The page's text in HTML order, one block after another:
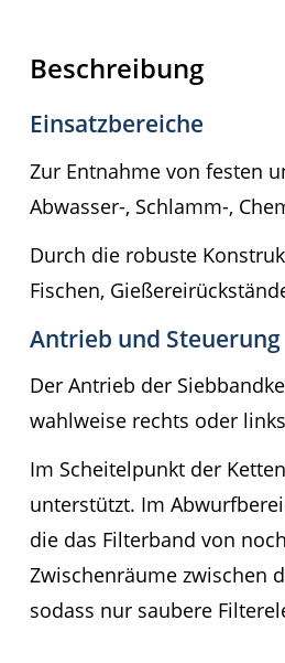
Beschreibung
Einsatzbereiche
Zur Entnahme von festen
Abwasser-, Schlamm-,
Durch die robuste
Fischen,
Antrieb und Steuerung
Der Antrieb der
wahlweise rechts oder
Im Scheitelpunkt der
unterstützt. Im
die das Filterband von
Zwischenräume zwischen
sodass nur saubere